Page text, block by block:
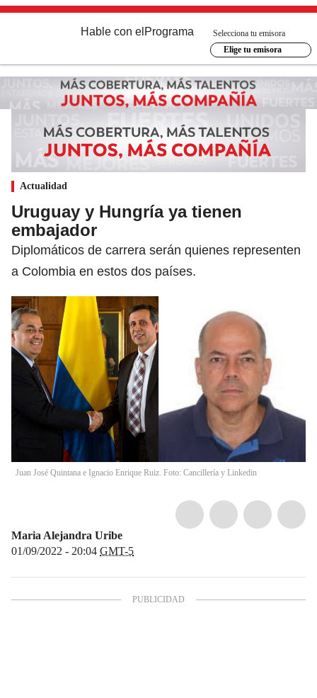
Hable con el Programa
Selecciona tu emisora
Elige tu emisora
Actualidad
Uruguay y Hungría ya tienen
embajador
Diplomáticos de carrera serán quienes representen
a Colombia en estos dos países.
Juan José Quintana e Ignacio Enrique Ruiz. Foto: Cancillería y Linkedin
Maria Alejandra Uribe
01/09/2022 - 20:04 GMT-5